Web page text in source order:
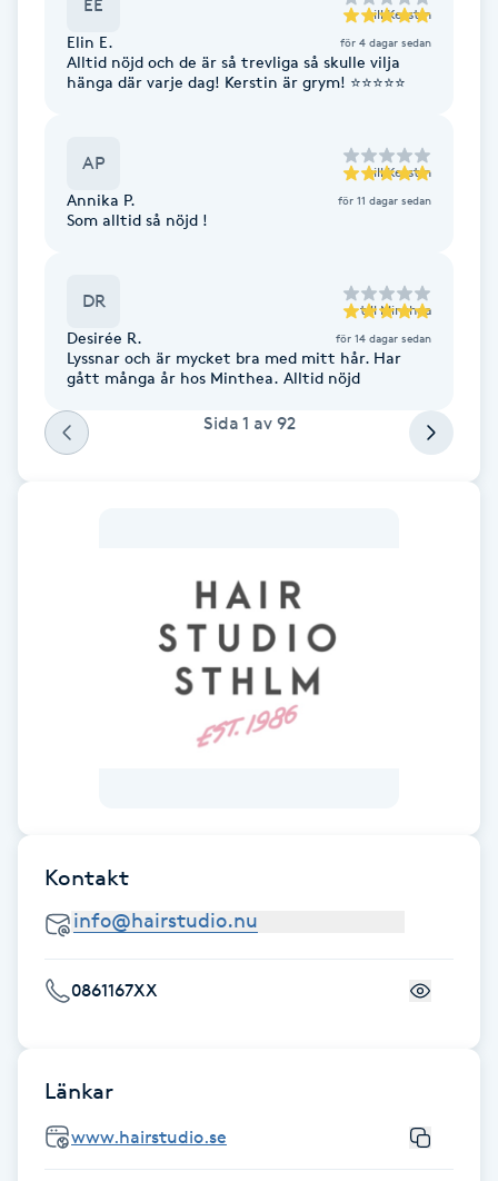
Fotvård
Fransborttagning
Fransförlängning
Fransförlängning Volym
Frisör
Färgning
G
Gelenaglar
EE till Kerstin
Elin E. för 4 dagar sedan
Alltid nöjd och de är så trevliga så skulle vilja
hänga där varje dag! Kerstin är grym! ⭐️⭐️⭐️⭐️⭐️
AP till Kerstin
Annika P. för 11 dagar sedan
Som alltid så nöjd !
DR till Minthea
Desirée R. för 14 dagar sedan
Lyssnar och är mycket bra med mitt hår. Har
gått många år hos Minthea. Alltid nöjd
Sida 1 av 92
Kontakt
0861167XX
Länkar
www.hairstudio.se